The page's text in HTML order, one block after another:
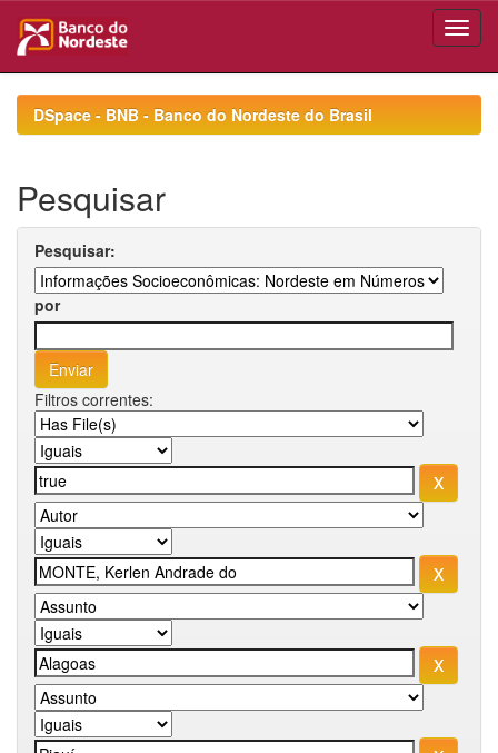
navigationDSpace - BNB - Banco do Nordeste do Brasil
Pesquisar
Pesquisar:
por
Filtros correntes: